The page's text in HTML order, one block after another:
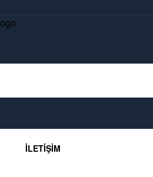
İLETIŞIM